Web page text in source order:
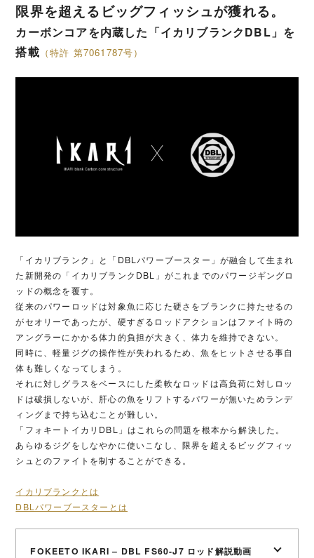
限界を超えるビッグフィッシュが獲れる。
カーボンコアを内蔵した「イカリブランクDBL」を
搭載 （特許 第7061787号）
「イカリブランク」と「DBLパワーブースター」が融合して生まれ
た新開発の「イカリブランクDBL」がこれまでのパワージギングロ
ッドの概念を覆す。
従来のパワーロッドは対象魚に応じた硬さをブランクに持たせるの
がセオリーであったが、硬すぎるロッドアクションはファイト時の
アングラーにかかる体力的負担が大きく、体力を維持できない。
同時に、軽量ジグの操作性が失われるため、魚をヒットさせる事自
体も難しくなってしまう。
それに対しグラスをベースにした柔軟なロッドは高負荷に対しロッ
ドは破損しないが、肝心の魚をリフトするパワーが無いためランデ
ィングまで持ち込むことが難しい。
「フォキートイカリDBL」はこれらの問題を根本から解決した。
あらゆるジグをしなやかに使いこなし、限界を超えるビッグフィッ
シュとのファイトを制することができる。
イカリブランクとは
DBLパワーブースターとは
FOKEETO IKARI – DBL FS60-J7 ロッド解説動画